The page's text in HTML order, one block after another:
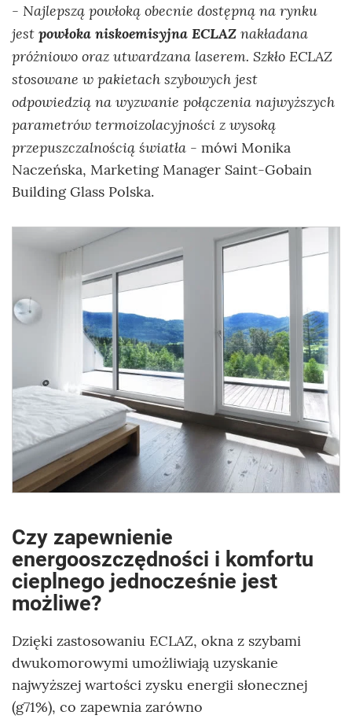
- Najlepszą powłoką obecnie dostępną na rynku
jest powłoka niskoemisyjna ECLAZ nakładana
próżniowo oraz utwardzana laserem. Szkło ECLAZ
stosowane w pakietach szybowych jest
odpowiedzią na wyzwanie połączenia najwyższych
parametrów termoizolacyjności z wysoką
przepuszczalnością światła - mówi Monika
Naczeńska, Marketing Manager Saint-Gobain
Building Glass Polska.
Czy zapewnienie
energooszczędności i komfortu
cieplnego jednocześnie jest
możliwe?
Dzięki zastosowaniu ECLAZ, okna z szybami
dwukomorowymi umożliwiają uzyskanie
najwyższej wartości zysku energii słonecznej
(g71%), co zapewnia zarówno